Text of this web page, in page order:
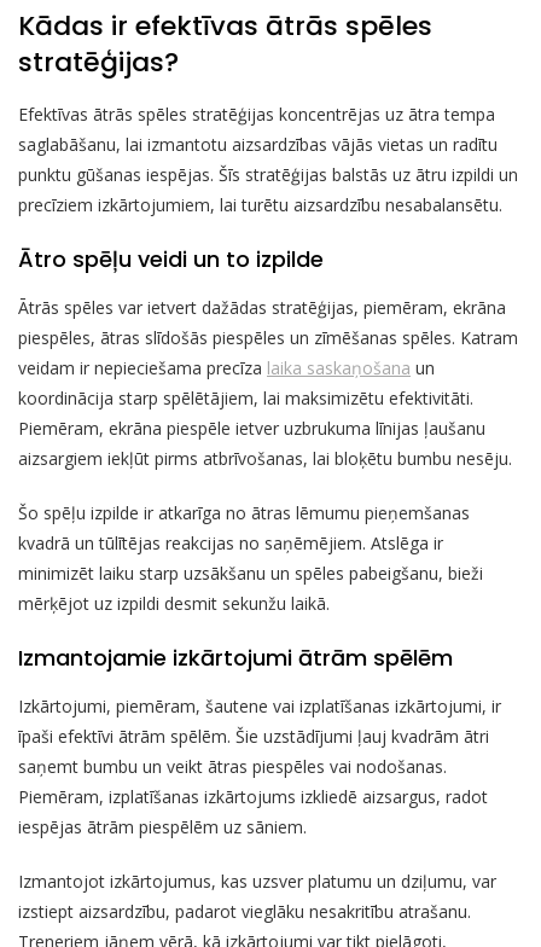
Kādas ir efektīvas ātrās spēles
stratēģijas?
Efektīvas ātrās spēles stratēģijas koncentrējas uz ātra tempa
saglabāšanu, lai izmantotu aizsardzības vājās vietas un radītu
punktu gūšanas iespējas. Šīs stratēģijas balstās uz ātru izpildi un
precīziem izkārtojumiem, lai turētu aizsardzību nesabalansētu.
Ātro spēļu veidi un to izpilde
Ātrās spēles var ietvert dažādas stratēģijas, piemēram, ekrāna
piespēles, ātras slīdošās piespēles un zīmēšanas spēles. Katram
veidam ir nepieciešama precīza laika saskaņošana un
koordinācija starp spēlētājiem, lai maksimizētu efektivitāti.
Piemēram, ekrāna piespēle ietver uzbrukuma līnijas ļaušanu
aizsargiem iekļūt pirms atbrīvošanas, lai bloķētu bumbu nesēju.
Šo spēļu izpilde ir atkarīga no ātras lēmumu pieņemšanas
kvadrā un tūlītējas reakcijas no saņēmējiem. Atslēga ir
minimizēt laiku starp uzsākšanu un spēles pabeigšanu, bieži
mērķējot uz izpildi desmit sekunžu laikā.
Izmantojamie izkārtojumi ātrām spēlēm
Izkārtojumi, piemēram, šautene vai izplatīšanas izkārtojumi, ir
īpaši efektīvi ātrām spēlēm. Šie uzstādījumi ļauj kvadrām ātri
saņemt bumbu un veikt ātras piespēles vai nodošanas.
Piemēram, izplatīšanas izkārtojums izkliedē aizsargus, radot
iespējas ātrām piespēlēm uz sāniem.
Izmantojot izkārtojumus, kas uzsver platumu un dziļumu, var
izstiept aizsardzību, padarot vieglāku nesakritību atrašanu.
Treneriem jāņem vērā, kā izkārtojumi var tikt pielāgoti,